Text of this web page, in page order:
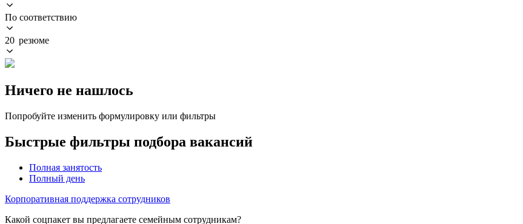
По соответствию
20 резюме
Ничего не нашлось
Попробуйте изменить формулировку или фильтры
Быстрые фильтры подбора вакансий
Полная занятость
Полный день
Корпоративная поддержка сотрудников
Какой соцпакет вы предлагаете семейным сотрудникам?